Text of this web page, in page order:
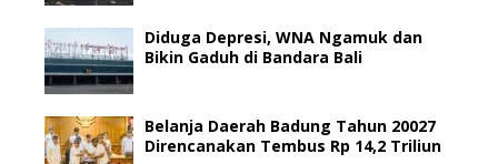
Diduga Depresi, WNA Ngamuk dan
Bikin Gaduh di Bandara Bali
Belanja Daerah Badung Tahun 20027
Direncanakan Tembus Rp 14,2 Triliun